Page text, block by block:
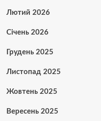
Лютий 2026
Січень 2026
Грудень 2025
Листопад 2025
Жовтень 2025
Вересень 2025